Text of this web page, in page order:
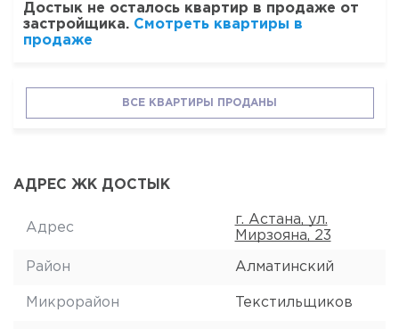
Достык не осталось квартир в продаже от
застройщика. Смотреть квартиры в
продаже
ВСЕ КВАРТИРЫ ПРОДАНЫ
АДРЕС ЖК ДОСТЫК
Адрес
г. Астана, ул.
Мирзояна, 23
Район Алматинский
Микрорайон Текстильщиков